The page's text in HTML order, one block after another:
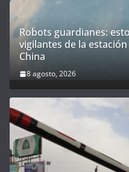
Robots guardianes:
vigilantes de la
China
8 agosto, 2026